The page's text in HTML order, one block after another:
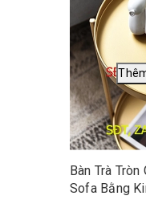
Bàn Trà
Sofa Bằng